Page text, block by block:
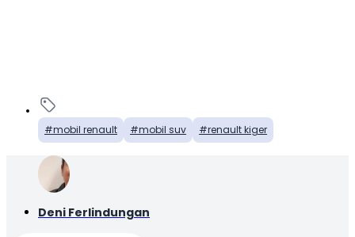
mobil renault mobil suv renault kiger
Deni Ferlindungan